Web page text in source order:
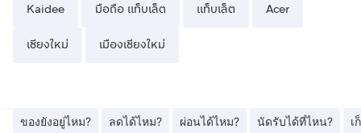
Kaidee มือถือ แท็บเล็ต แท็บเล็ต Acer
เชียงใหม่ เมืองเชียงใหม่
ของยังอยู่ไหม? ลดได้ไหม? ผ่อนได้ไหม? นัดรับได้ที่ไหน? เ